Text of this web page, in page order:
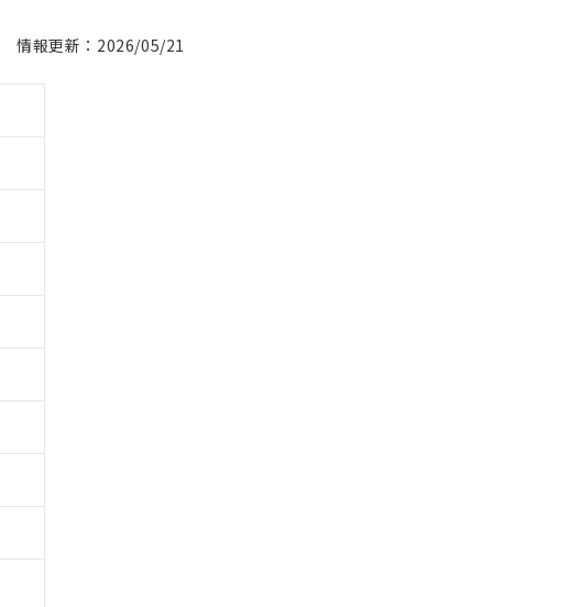
情報更新：2026/05/21